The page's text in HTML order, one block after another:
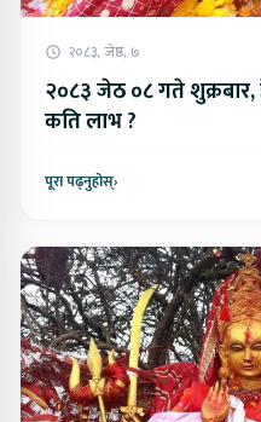
२०८३, जेष्ठ, ७
२०८३ जेठ ०८ गते
कति लाभ ?
पूरा पढ्नुहोस्›